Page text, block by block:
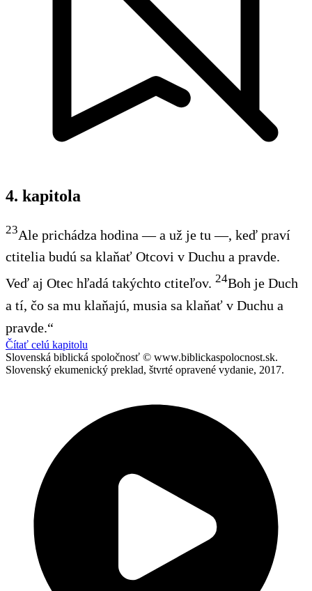
4. kapitola
23Ale prichádza hodina — a už je tu —, keď praví
ctitelia budú sa klaňať Otcovi v Duchu a pravde.
Veď aj Otec hľadá takýchto ctiteľov. 24Boh je Duch
a tí, čo sa mu klaňajú, musia sa klaňať v Duchu a
pravde.“
Čítať celú kapitolu
Slovenská biblická spoločnosť © www.biblickaspolocnost.sk.
Slovenský ekumenický preklad, štvrté opravené vydanie, 2017.